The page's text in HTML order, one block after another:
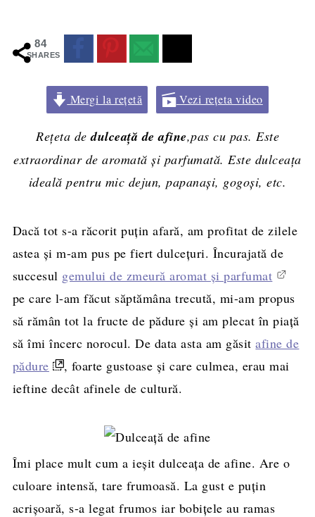
84
SHARES
Mergi la rețetă Vezi rețeta video
Rețeta dedulceață de afine,pas cu pas. Este
extraordinar de aromată și parfumată. Este dulceața
ideală pentru mic dejun, papanași, gogoși, etc.
Dacă tot s-a răcorit puţin afară, am profitat de zilele
astea şi m-am pus pe fiert dulceţuri. Încurajată de
succesul gemului de zmeură aromat şi parfumat
pe care l-am făcut săptămâna trecută, mi-am propus
să rămân tot la fructe de pădure şi am plecat în piaţă
să îmi încerc norocul. De data asta am găsitafine de
pădure
, foarte gustoase şi care culmea, erau mai
ieftine decât afinele de cultură.
Îmi place mult cum a ieşit dulceaţa de afine. Are o
culoare intensă, tare frumoasă. La gust e puţin
acrişoară, s-a legat frumos iar bobiţele au ramas